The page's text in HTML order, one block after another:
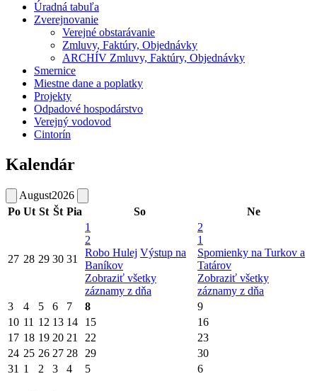
Úradná tabuľa
Zverejnovanie
Verejné obstarávanie
Zmluvy, Faktúry, Objednávky
ARCHÍV Zmluvy, Faktúry, Objednávky
Smernice
Miestne dane a poplatky
Projekty
Odpadové hospodárstvo
Verejný vodovod
Cintorín
Kalendár
August2026
Po Ut St Št Pia So Ne
27 28 29 30 31
1
2
Robo Hulej Výstup na
Baníkov
Zobraziť všetky
záznamy z dňa
2
1
Spomienky na Turkov a
Tatárov
Zobraziť všetky
záznamy z dňa
3
4 5 6 7 8
9
10 11 12 13 14 15
16
17 18 19 20 21 22
23
24 25 26 27 28 29
30
31 1 2 3 4 5 6